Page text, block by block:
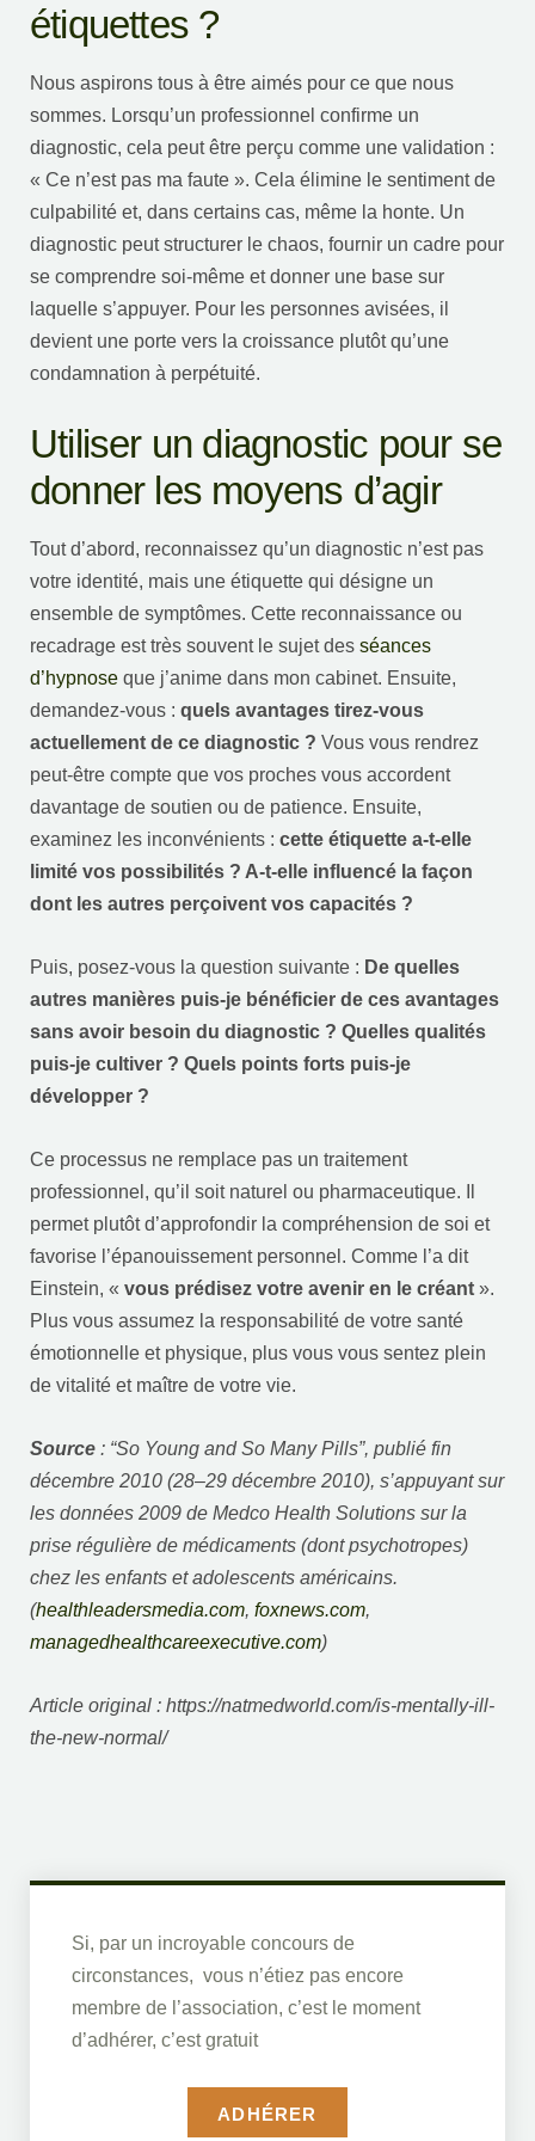
étiquettes ?
Nous aspirons tous à être aimés pour ce que nous
sommes. Lorsqu’un professionnel confirme un
diagnostic, cela peut être perçu comme une validation :
« Ce n’est pas ma faute ». Cela élimine le sentiment de
culpabilité et, dans certains cas, même la honte. Un
diagnostic peut structurer le chaos, fournir un cadre pour
se comprendre soi-même et donner une base sur
laquelle s’appuyer. Pour les personnes avisées, il
devient une porte vers la croissance plutôt qu’une
condamnation à perpétuité.
Utiliser un diagnostic pour se
donner les moyens d’agir
Tout d’abord, reconnaissez qu’un diagnostic n’est pas
votre identité, mais une étiquette qui désigne un
ensemble de symptômes. Cette reconnaissance ou
recadrage est très souvent le sujet des séances
d’hypnose que j’anime dans mon cabinet. Ensuite,
demandez-vous : quels avantages tirez-vous
actuellement de ce diagnostic ? Vous vous rendrez
peut-être compte que vos proches vous accordent
davantage de soutien ou de patience. Ensuite,
examinez les inconvénients : cette étiquette a-t-elle
limité vos possibilités ? A-t-elle influencé la façon
dont les autres perçoivent vos capacités ?
Puis, posez-vous la question suivante : De quelles
autres manières puis-je bénéficier de ces avantages
sans avoir besoin du diagnostic ? Quelles qualités
puis-je cultiver ? Quels points forts puis-je
développer ?
Ce processus ne remplace pas un traitement
professionnel, qu’il soit naturel ou pharmaceutique. Il
permet plutôt d’approfondir la compréhension de soi et
favorise l’épanouissement personnel. Comme l’a dit
Einstein, « vous prédisez votre avenir en le créant ».
Plus vous assumez la responsabilité de votre santé
émotionnelle et physique, plus vous vous sentez plein
de vitalité et maître de votre vie.
Source : “So Young and So Many Pills”, publié fin
décembre 2010 (28–29 décembre 2010), s’appuyant sur
les données 2009 de Medco Health Solutions sur la
prise régulière de médicaments (dont psychotropes)
chez les enfants et adolescents américains.
(healthleadersmedia.com, foxnews.com,
managedhealthcareexecutive.com)
Article original : https://natmedworld.com/is-mentally-ill-
the-new-normal/
Si, par un incroyable concours de
circonstances, vous n’étiez pas encore
membre de l’association, c’est le moment
d’adhérer, c’est gratuit
ADHÉRER